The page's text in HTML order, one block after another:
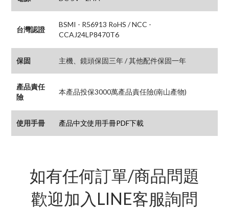
台灣認證
BSMI - R56913 RoHS / NCC -
CCAJ24LP8470T6
保固 主機、鏡頭保固三年 / 其他配件保固一年
產品責任
險
本產品投保3000萬產品責任險(南山產物)
使用手冊 產品中文使用手冊PDF下載
如有任何訂單/商品問題
歡迎加入LINE客服詢問